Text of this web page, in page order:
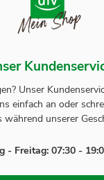
Unser
einfach an oder
während unserer
- Freitag: 07:30 -